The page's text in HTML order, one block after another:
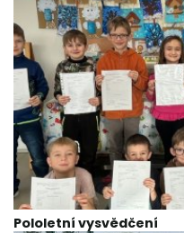
Pololetní vysvědčení